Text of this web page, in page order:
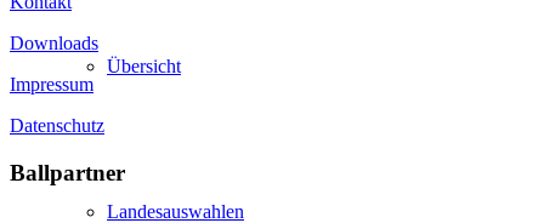
Übersicht
Landesauswahlen
Downloads
Impressum
Datenschutz
Ballpartner